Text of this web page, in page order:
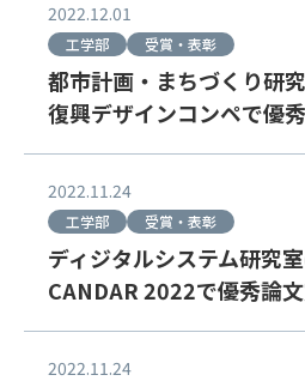
2022.12.01
工学部 受賞・表彰
都市計画・まちづくり研
復興デザインコンペで優
2022.11.24
工学部 受賞・表彰
ディジタルシステム研究
CANDAR 2022で優秀論
2022.11.24